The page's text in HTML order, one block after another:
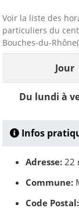
Voir la liste des
particuliers du
Bouches-du-
Jour
Du lundi à
Infos
Adresse: 22
Commune:
Code Postal: